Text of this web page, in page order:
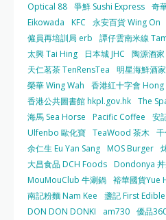
Optical 88 爭鮮 Sushi Express 奇
Eikowada
KFC 永安百貨 Wing On
僱員再培訓局 erb
譚仔雲南米線
太興 Tai Hing
日本城 JHC
陶源酒
天仁茗茶 TenRensTea
明星海鮮酒
榮華 Wing Wah
香港紅十字會
香港公共圖書館 hkpl.gov.hk The
海馬 Sea Horse
Pacific Coffee 安
Ulfenbo 歐化寶 TeaWood 茶木
余仁生 Eu Yan Sang MOS Burger
大昌食品 DCH Foods Dondonya
MouMouClub 牛涮鍋 裕華國貨Yue
南記粉麵 Nam Kee
盞記 First
DON DON DONKI
am730 優品